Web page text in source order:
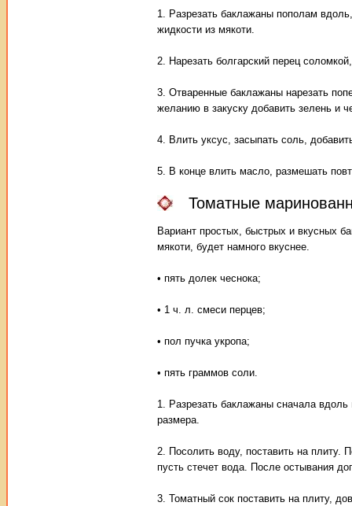
1. Разрезать баклажаны пополам
жидкости из мякоти.
2. Нарезать болгарский перец
3. Отваренные баклажаны нарезать
желанию в закуску добавить зелень и
4. Влить уксус, засыпать соль,
5. В конце влить масло, размешать
Томатные
Вариант простых, быстрых и вкусных
мякоти, будет намного вкуснее.
• пять долек чеснока;
• 1 ч. л. смеси перцев;
• пол пучка укропа;
• пять граммов соли.
1. Разрезать баклажаны сначала
размера.
2. Посолить воду, поставить на плиту.
пусть стечет вода. После остывания
3. Томатный сок поставить на плиту,